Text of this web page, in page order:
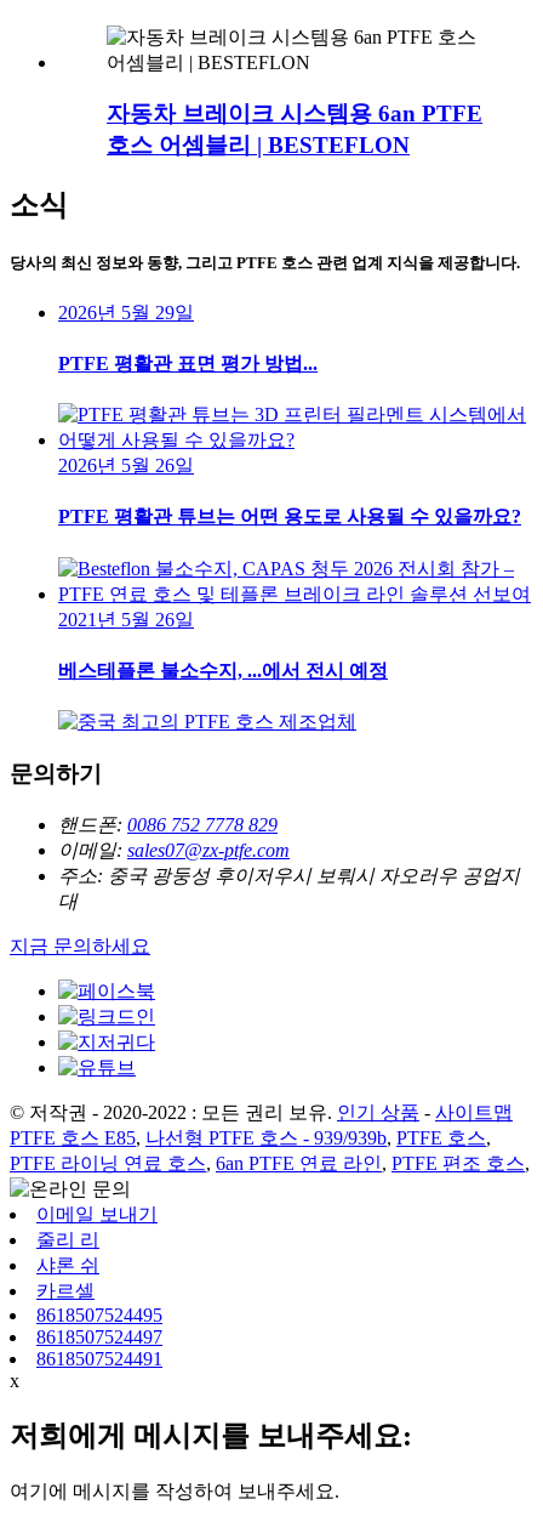
자동차 브레이크 시스템용 6an PTFE
호스 어셈블리 | BESTEFLON
소식
당사의 최신 정보와 동향, 그리고 PTFE 호스 관련 업계 지식을 제공합니다.
2026년 5월 29일
PTFE 평활관 표면 평가 방법...
2026년 5월 26일
PTFE 평활관 튜브는 어떤 용도로 사용될 수 있을까요?
2021년 5월 26일
베스테플론 불소수지, ...에서 전시 예정
문의하기
핸드폰: 0086 752 7778 829
이메일: sales07@zx-ptfe.com
주소: 중국 광둥성 후이저우시 보뤄시 자오러우 공업지
대
지금 문의하세요
© 저작권 - 2020-2022 : 모든 권리 보유. 인기 상품 - 사이트맵
PTFE 호스 E85, 나선형 PTFE 호스 - 939/939b, PTFE 호스,
PTFE 라이닝 연료 호스, 6an PTFE 연료 라인, PTFE 편조 호스,
이메일 보내기
줄리 리
샤론 쉬
카르셀
8618507524495
8618507524497
8618507524491
x
저희에게 메시지를 보내주세요:
여기에 메시지를 작성하여 보내주세요.